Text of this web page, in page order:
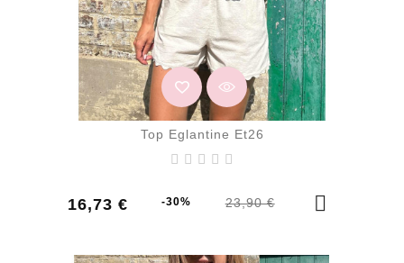
Top Eglantine Et26
16,73 €
Prix
-30% 23,90 €
Prix